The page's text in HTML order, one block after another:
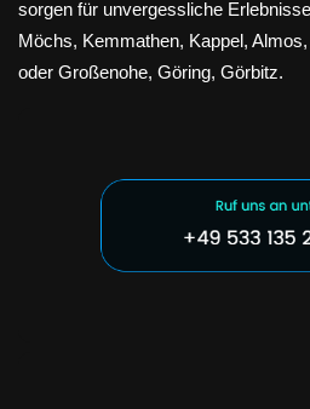
sorgen für unvergessliche
Möchs, Kemmathen, Kappel,
oder Großenohe, Göring, Görbitz.